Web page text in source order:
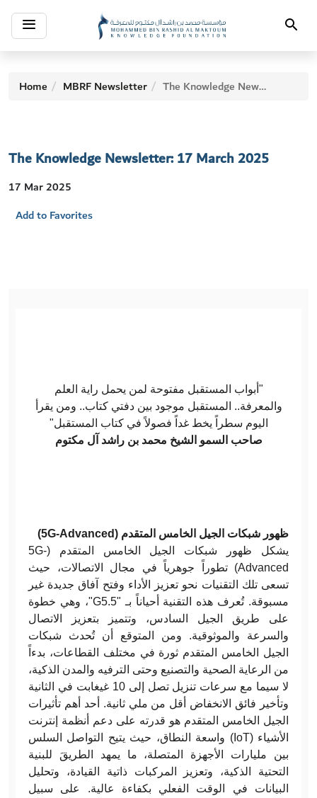
Toggle
navigation Search
Home MBRF Newsletter The Knowledge Newsletter: 17 March 2025
The Knowledge Newsletter: 17 March 2025
17 Mar 2025
Add to Favorites
"أبواب المستقبل مفتوحة لمن يحمل راية العلم
والمعرفة.. المستقبل موجود بين دفتي كتاب.. ومن يقرأ
اليوم سطراً يخط غداً فصولاً في كتاب المستقبل"
صاحب السمو الشيخ محمد بن راشد آل مكتوم
ظهور شبكات الجيل الخامس المتقدم (5G-Advanced)
يشكل ظهور شبكات الجيل الخامس المتقدم (5G-
Advanced) تطوراً جوهرياً في مجال الاتصالات، حيث
تسعى تلك التقنيات نحو تعزيز الأداء وفتح آفاق جديدة غير
مسبوقة. تُعرف هذه التقنية أحياناً بـ "G5.5"، وهي خطوة
على طريق الجيل السادس، وتتميز بتعزيز الاتصال
والسرعة والموثوقية. ومن المتوقع أن تُحدث شبكات
الجيل الخامس المتقدم ثورة في مختلف القطاعات، بدءاً
من الرعاية الصحية والتصنيع وحتى الترفيه والمدن الذكية،
لا سيما مع سرعات تنزيل تصل إلى 10 غيغابت في الثانية
وتأخير فائق الانخفاض أقل من ملي ثانية. أحد أهم تأثيرات
الجيل الخامس المتقدم هو قدرته على دعم أنظمة إنترنت
الأشياء (IoT) واسعة النطاق، حيث يتيح التواصل السلس
بين مليارات الأجهزة المتصلة، ما يمهد الطريقَ للبنية
التحتية الذكية، وتعزيز المركبات ذاتية القيادة، وتحليل
البيانات في الوقت الفعلي بكفاءة عالية. على سبيل